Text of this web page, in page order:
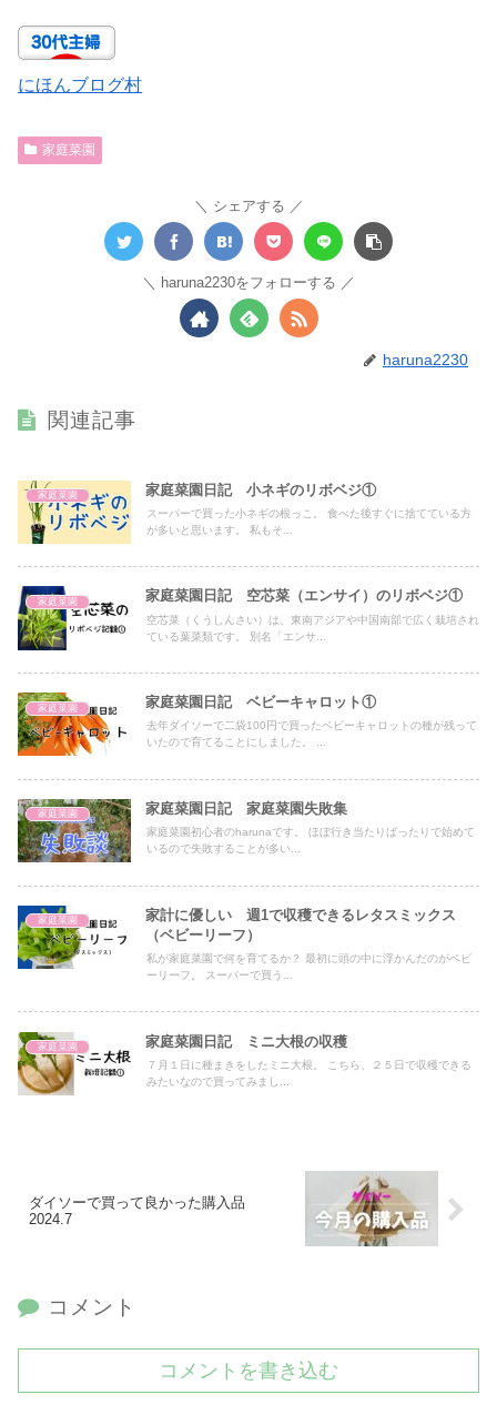
にほんブログ村
家庭菜園
シェアする
haruna2230をフォローする
haruna2230
関連記事
家庭菜園 家庭菜園日記 小ネギのリボベジ①
スーパーで買った小ネギの根っこ。 食べた後すぐに捨てている方
が多いと思います。 私もそ...
家庭菜園 家庭菜園日記 空芯菜（エンサイ）のリボベジ①
空芯菜（くうしんさい）は、東南アジアや中国南部で広く栽培され
ている葉菜類です。 別名「エンサ...
家庭菜園 家庭菜園日記 ベビーキャロット①
去年ダイソーで二袋100円で買ったベビーキャロットの種が残って
いたので育てることにしました。 ...
家庭菜園 家庭菜園日記 家庭菜園失敗集
家庭菜園初心者のharunaです。 ほぼ行き当たりばったりで始めて
いるので失敗することが多い...
家庭菜園
家計に優しい 週1で収穫できるレタスミックス
（ベビーリーフ）
私が家庭菜園で何を育てるか？ 最初に頭の中に浮かんだのがベビ
ーリーフ。 スーパーで買う...
家庭菜園 家庭菜園日記 ミニ大根の収穫
７月１日に種まきをしたミニ大根。 こちら、２５日で収穫できる
みたいなので買ってみまし...
ダイソーで買って良かった購入品
2024.7
コメント
コメントを書き込む